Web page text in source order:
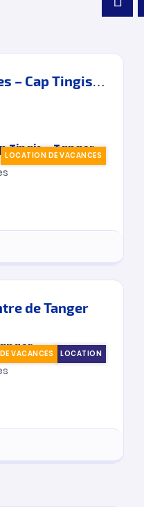
Appartement Meublé à Louer – Vavances – Cap Tingis – Tanger
LOCATION DE VACANCES
de Tanger
LOCATION
VACANCES